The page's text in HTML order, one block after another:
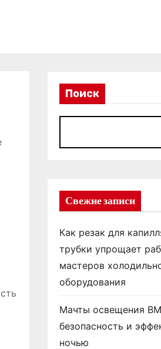
Поиск
Свежие записи
Как резак для
трубки упрощает
мастеров
оборудования
Мачты освещения
безопасность и
ночью